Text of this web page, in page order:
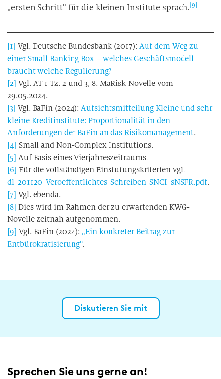
„ersten Schritt“ für die kleinen Institute sprach. [9]
[1] Vgl. Deutsche Bundesbank (2017): Auf dem Weg zu
einer Small Banking Box – welches Geschäftsmodell
braucht welche Regulierung?
[2] Vgl. AT 1 Tz. 2 und 3, 8. MaRisk-Novelle vom
29.05.2024.
[3] Vgl. BaFin (2024): Aufsichtsmitteilung Kleine und sehr
kleine Kreditinstitute: Proportionalität in den
Anforderungen der BaFin an das Risikomanagement.
[4] Small and Non-Complex Institutions.
[5] Auf Basis eines Vierjahreszeitraums.
[6] Für die vollständigen Einstufungskriterien vgl.
dl_201120_Veroeffentlichtes_Schreiben_SNCI_sNSFR.pdf.
[7] Vgl. ebenda.
[8] Dies wird im Rahmen der zu erwartenden KWG-
Novelle zeitnah aufgenommen.
[9] Vgl. BaFin (2024): „Ein konkreter Beitrag zur
Entbürokratisierung“.
Diskutieren Sie mit
Sprechen Sie uns gerne an!